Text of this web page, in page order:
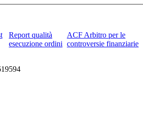
Report qualità
esecuzione ordini
ACF Arbitro per le
controversie finanziarie